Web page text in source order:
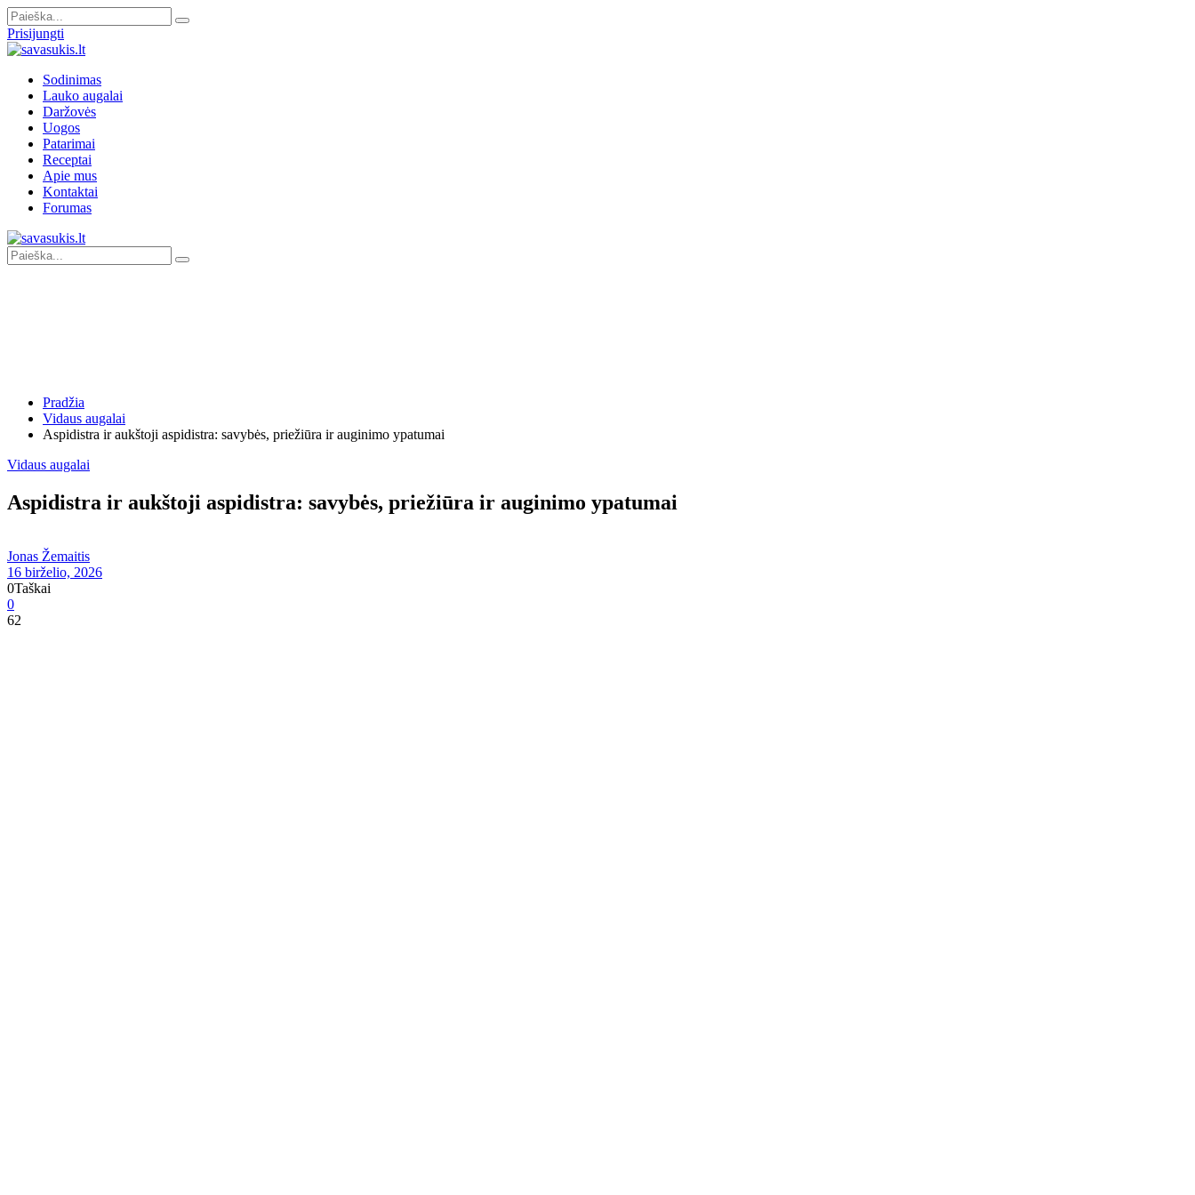
Prisijungti
Sodinimas
Lauko augalai
Daržovės
Uogos
Patarimai
Receptai
Apie mus
Kontaktai
Forumas
Pradžia
Vidaus augalai
Aspidistra ir aukštoji aspidistra: savybės, priežiūra ir auginimo ypatumai
Vidaus augalai
Aspidistra ir aukštoji aspidistra: savybės, priežiūra ir auginimo ypatumai
Jonas Žemaitis
16 birželio, 2026
0Taškai
0
62